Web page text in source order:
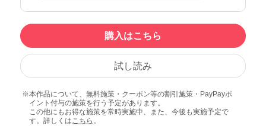
購入はこちら
試し読み
本作品について、無料施策・クーポン等の割引施策・PayPayポ
イント付与の施策を行う予定があります。
この他にもお得な施策を常時実施中、また、今後も実施予定で
す。詳しくはこちら 。